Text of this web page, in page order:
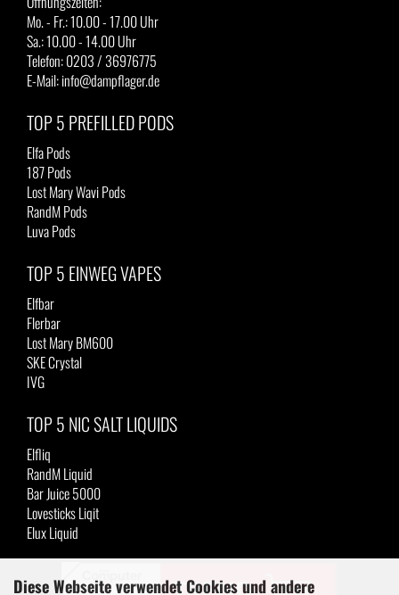
Diese Webseite verwendet Cookies und andere
Mo. - Fr.: 10.00 - 17.00 Uhr
Sa.: 10.00 - 14.00 Uhr
Telefon: 0203 / 36976775
E-Mail: info@dampflager.de
TOP 5 PREFILLED PODS
Elfa Pods
187 Pods
Lost Mary Wavi Pods
RandM Pods
Luva Pods
TOP 5 EINWEG VAPES
Elfbar
Flerbar
Lost Mary BM600
SKE Crystal
IVG
TOP 5 NIC SALT LIQUIDS
Elfliq
RandM Liquid
Bar Juice 5000
Lovesticks Liqit
Elux Liquid